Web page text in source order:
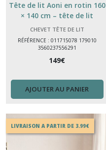
Tête de lit Aoni en rotin 160
× 140 cm – tête de lit
bohème naturelle
CHEVET TÊTE DE LIT
RÉFÉRENCE : 011715078 179010
3560237556291
149€
AJOUTER AU PANIER
LIVRAISON A PARTIR DE 3.99€